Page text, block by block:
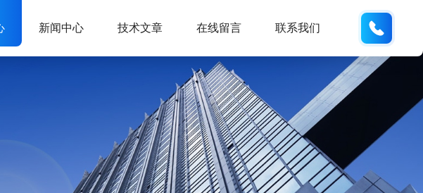
新闻中心 技术文章 在线留言 联系我们